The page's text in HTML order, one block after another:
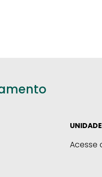
Acesse